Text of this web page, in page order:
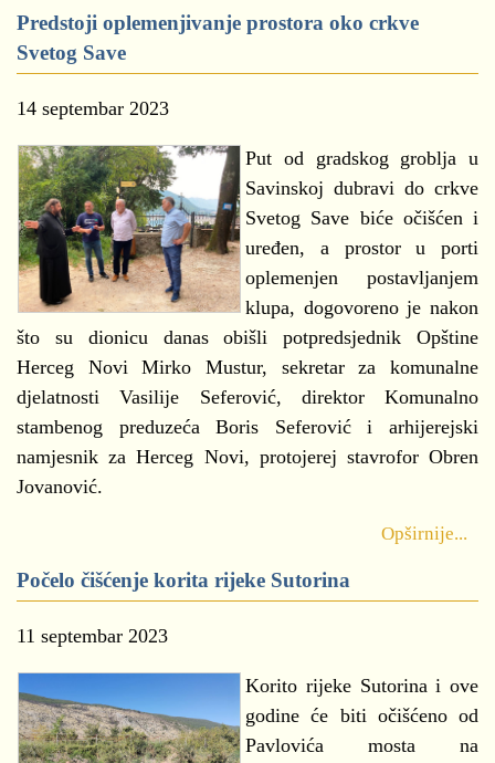
Predstoji oplemenjivanje prostora oko crkve
Svetog Save
14 septembar 2023
Put od gradskog groblja u
Savinskoj dubravi do crkve
Svetog Save biće očišćen i
uređen, a prostor u porti
oplemenjen postavljanjem
klupa, dogovoreno je nakon
što su dionicu danas obišli potpredsjednik Opštine
Herceg Novi Mirko Mustur, sekretar za komunalne
djelatnosti Vasilije Seferović, direktor Komunalno
stambenog preduzeća Boris Seferović i arhijerejski
namjesnik za Herceg Novi, protojerej stavrofor Obren
Jovanović.
Opširnije...
Počelo čišćenje korita rijeke Sutorina
11 septembar 2023
Korito rijeke Sutorina i ove
godine će biti očišćeno od
Pavlovića mosta na